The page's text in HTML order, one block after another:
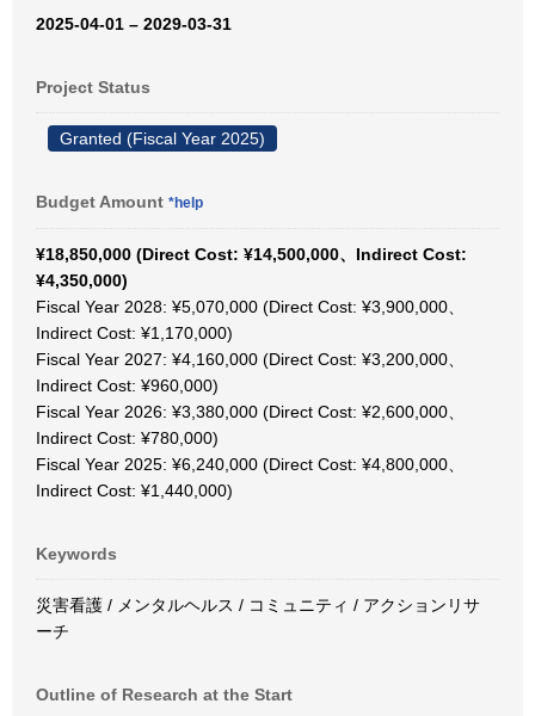
2025-04-01 – 2029-03-31
Project Status
Granted (Fiscal Year 2025)
Budget Amount *help
¥18,850,000 (Direct Cost: ¥14,500,000、Indirect Cost:
¥4,350,000)
Fiscal Year 2028: ¥5,070,000 (Direct Cost: ¥3,900,000、
Indirect Cost: ¥1,170,000)
Fiscal Year 2027: ¥4,160,000 (Direct Cost: ¥3,200,000、
Indirect Cost: ¥960,000)
Fiscal Year 2026: ¥3,380,000 (Direct Cost: ¥2,600,000、
Indirect Cost: ¥780,000)
Fiscal Year 2025: ¥6,240,000 (Direct Cost: ¥4,800,000、
Indirect Cost: ¥1,440,000)
Keywords
災害看護 / メンタルヘルス / コミュニティ / アクションリサ
ーチ
Outline of Research at the Start